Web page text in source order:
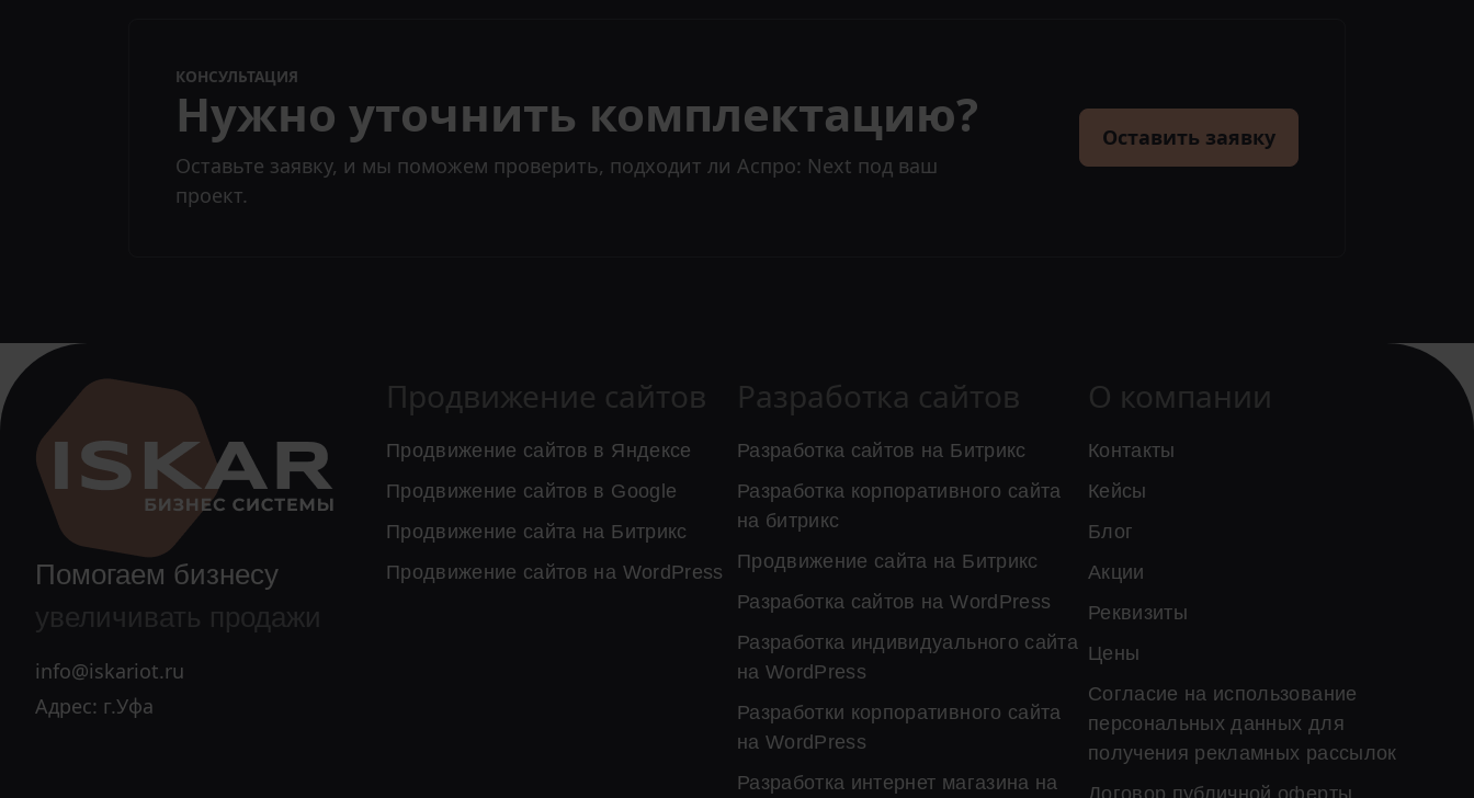
КОНСУЛЬТАЦИЯ
Нужно уточнить комплектацию?
Оставьте заявку, и мы поможем проверить, подходит ли Аспро: Next под ваш
проект.
Оставить заявку
Помогаем бизнесу
увеличивать продажи
info@iskariot.ru
Адрес: г.Уфа
Продвижение сайтов
Продвижение сайтов в Яндексе
Продвижение сайтов в Google
Продвижение сайта на Битрикс
Продвижение сайтов на WordPress
Разработка сайтов
Разработка сайтов на Битрикс
Разработка корпоративного сайта
на битрикс
Продвижение сайта на Битрикс
Разработка сайтов на WordPress
Разработка индивидуального сайта
на WordPress
Разработки корпоративного сайта
на WordPress
Разработка интернет магазина на
О компании
Контакты
Кейсы
Блог
Акции
Реквизиты
Цены
Согласие на использование
персональных данных для
получения рекламных рассылок
Договор публичной оферты